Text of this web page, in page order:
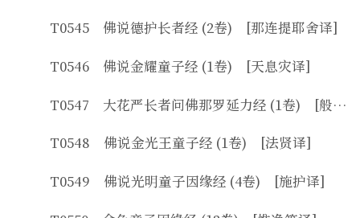
T0545 佛说德护长者经 (2卷) [那连提耶舍译]
T0546 佛说金耀童子经 (1卷) [天息灾译]
T0547 大花严长者问佛那罗延力经 (1卷) [般若共利言译]
T0548 佛说金光王童子经 (1卷) [法贤译]
T0549 佛说光明童子因缘经 (4卷) [施护译]